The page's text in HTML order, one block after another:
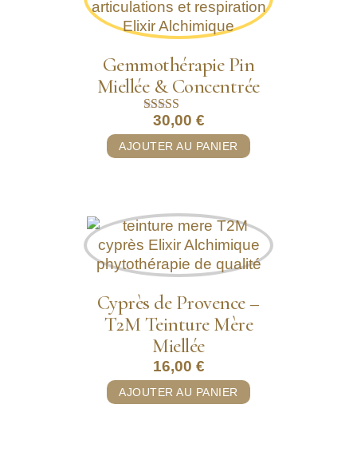
Gemmothérapie Pin
Miellée & Concentrée
Note
5.00
sur 5
30,00 €
AJOUTER AU PANIER
Cyprès de Provence –
T2M Teinture Mère
Miellée
16,00 €
AJOUTER AU PANIER